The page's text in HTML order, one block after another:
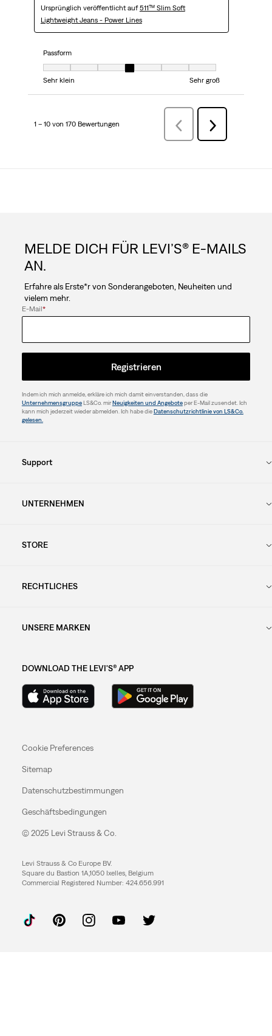
Ursprünglich veröffentlicht auf511™ Slim Soft
Lightweight Jeans - Power Lines
Passform
Passform, 4 von 7, wobei 1 gleich Sehr klein ist und 7 gleich Sehr groß
Sehr klein
Sehr groß
1 – 10 von 170 Bewertungen ZurückBewertungen
Weiter
Bewertungen
MELDE DICH FÜR LEVI’S® E-MAILS
AN.
Erfahre als Erste*r von Sonderangeboten, Neuheiten und
vielem mehr.
E-Mail*
Registrieren
Indem ich mich anmelde, erkläre ich mich damit einverstanden, dass die
UnternehmensgruppeLS&Co. mirNeuigkeiten und Angeboteper E-Mail zusendet. Ich
kann mich jederzeit wieder abmelden. Ich habe dieDatenschutzrichtlinie von LS&Co.
gelesen.
Support
UNTERNEHMEN
STORE
RECHTLICHES
UNSERE MARKEN
DOWNLOAD THE LEVI'S® APP
Cookie Preferences
Sitemap
Datenschutzbestimmungen
Geschäftsbedingungen
© 2025 Levi Strauss & Co.
Levi Strauss & Co Europe BV.
Square du Bastion 1A,1050 Ixelles, Belgium
Commercial Registered Number: 424.656.991